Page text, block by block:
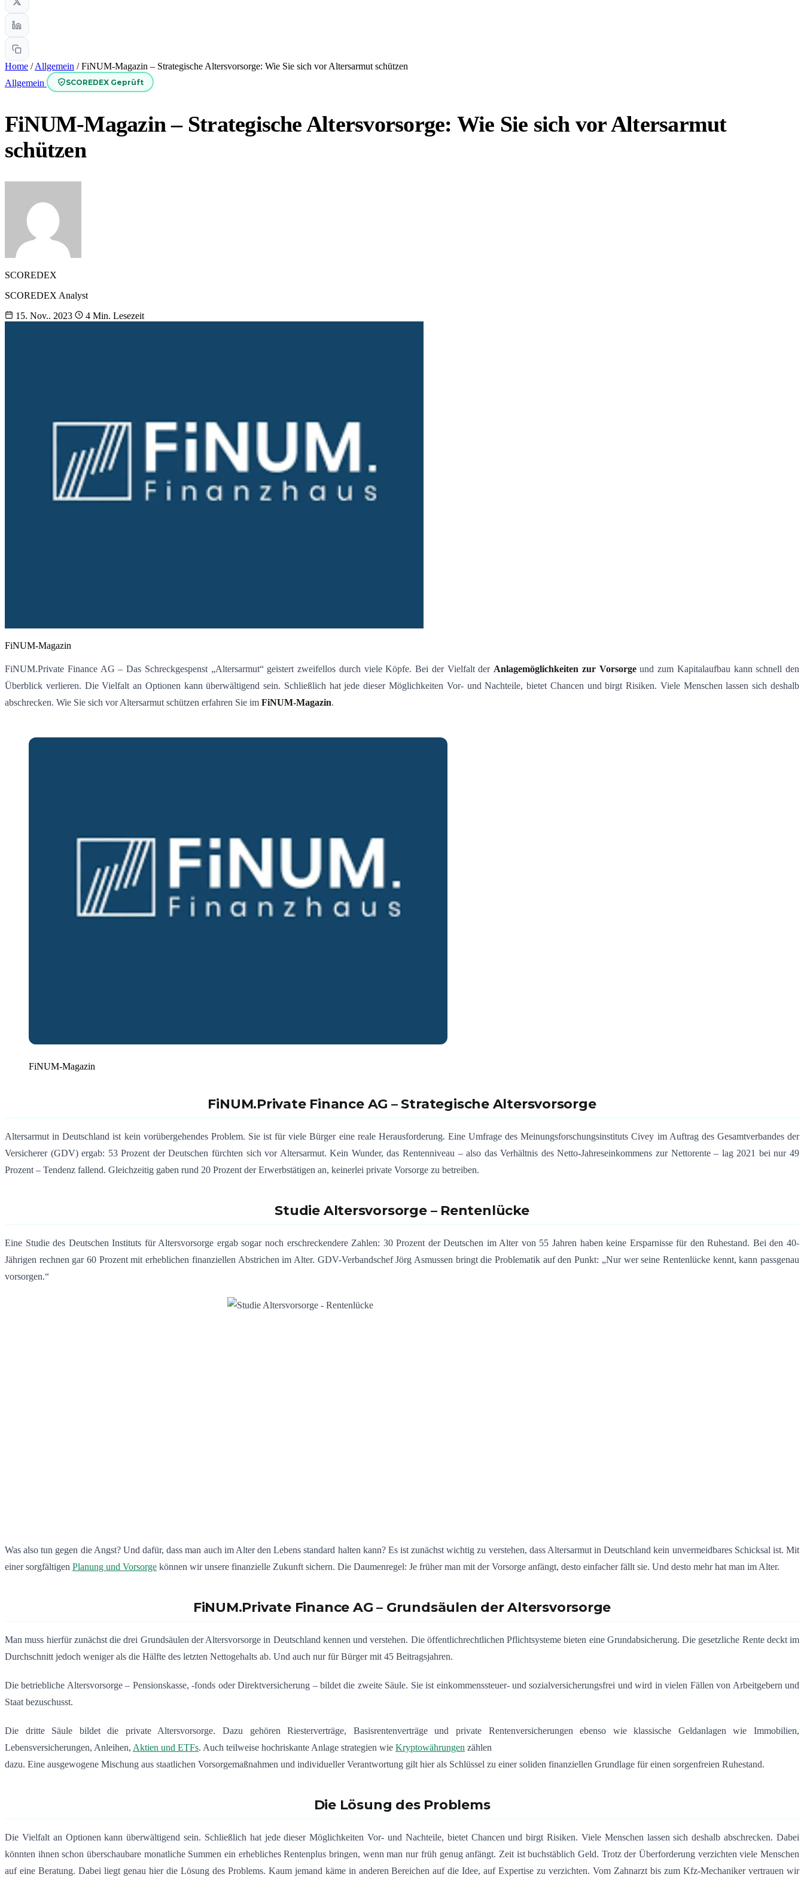
Home / Allgemein / FiNUM-Magazin – Strategische Altersvorsorge: Wie Sie sich vor Altersarmut schützen
Allgemein
SCOREDEX Geprüft
FiNUM-Magazin – Strategische Altersvorsorge: Wie Sie sich vor Altersarmut
schützen
SCOREDEX
SCOREDEX Analyst
15. Nov.. 2023
4 Min. Lesezeit
FiNUM-Magazin
FiNUM.Private Finance AG – Das Schreckgespenst „Altersarmut“ geistert zweifellos durch viele Köpfe. Bei der Vielfalt der Anlagemöglichkeiten zur Vorsorgeund zum Kapitalaufbau kann schnell den
Überblick verlieren. Die Vielfalt an Optionen kann überwältigend sein. Schließlich hat jede dieser Möglichkeiten Vor- und Nachteile, bietet Chancen und birgt Risiken. Viele Menschen lassen sich deshalb
abschrecken. Wie Sie sich vor Altersarmut schützen erfahren Sie im FiNUM-Magazin.
FiNUM-Magazin
FiNUM.Private Finance AG – Strategische Altersvorsorge
Altersarmut in Deutschland ist kein vorübergehendes Problem. Sie ist für viele Bürger eine reale Herausforderung. Eine Umfrage des Meinungsforschungsinstituts Civey im Auftrag des Gesamtverbandes der
Versicherer (GDV) ergab: 53 Prozent der Deutschen fürchten sich vor Altersarmut. Kein Wunder, das Rentenniveau – also das Verhältnis des Netto-Jahreseinkommens zur Nettorente – lag 2021 bei nur 49
Prozent – Tendenz fallend. Gleichzeitig gaben rund 20 Prozent der Erwerbstätigen an, keinerlei private Vorsorge zu betreiben.
Studie Altersvorsorge – Rentenlücke
Eine Studie des Deutschen Instituts für Altersvorsorge ergab sogar noch erschreckendere Zahlen: 30 Prozent der Deutschen im Alter von 55 Jahren haben keine Ersparnisse für den Ruhestand. Bei den 40-
Jährigen rechnen gar 60 Prozent mit erheblichen finanziellen Abstrichen im Alter. GDV-Verbandschef Jörg Asmussen bringt die Problematik auf den Punkt: „Nur wer seine Rentenlücke kennt, kann passgenau
vorsorgen.“
Was also tun gegen die Angst? Und dafür, dass man auch im Alter den Lebens standard halten kann? Es ist zunächst wichtig zu verstehen, dass Altersarmut in Deutschland kein unvermeidbares Schicksal ist. Mit
einer sorgfältigen Planung und Vorsorge können wir unsere finanzielle Zukunft sichern. Die Daumenregel: Je früher man mit der Vorsorge anfängt, desto einfacher fällt sie. Und desto mehr hat man im Alter.
FiNUM.Private Finance AG – Grundsäulen der Altersvorsorge
Man muss hierfür zunächst die drei Grundsäulen der Altersvorsorge in Deutschland kennen und verstehen. Die öffentlichrechtlichen Pflichtsysteme bieten eine Grundabsicherung. Die gesetzliche Rente deckt im
Durchschnitt jedoch weniger als die Hälfte des letzten Nettogehalts ab. Und auch nur für Bürger mit 45 Beitragsjahren.
Die betriebliche Altersvorsorge – Pensionskasse, -fonds oder Direktversicherung – bildet die zweite Säule. Sie ist einkommenssteuer- und sozialversicherungsfrei und wird in vielen Fällen von Arbeitgebern und
Staat bezuschusst.
Die dritte Säule bildet die private Altersvorsorge. Dazu gehören Riesterverträge, Basisrentenverträge und private Rentenversicherungen ebenso wie klassische Geldanlagen wie Immobilien,
Lebensversicherungen, Anleihen, Aktien und ETFs. Auch teilweise hochriskante Anlage strategien wie Kryptowährungen zählen
dazu. Eine ausgewogene Mischung aus staatlichen Vorsorgemaßnahmen und individueller Verantwortung gilt hier als Schlüssel zu einer soliden finanziellen Grundlage für einen sorgenfreien Ruhestand.
Die Lösung des Problems
Die Vielfalt an Optionen kann überwältigend sein. Schließlich hat jede dieser Möglichkeiten Vor- und Nachteile, bietet Chancen und birgt Risiken. Viele Menschen lassen sich deshalb abschrecken. Dabei
könnten ihnen schon überschaubare monatliche Summen ein erhebliches Rentenplus bringen, wenn man nur früh genug anfängt. Zeit ist buchstäblich Geld. Trotz der Überforderung verzichten viele Menschen
auf eine Beratung. Dabei liegt genau hier die Lösung des Problems. Kaum jemand käme in anderen Bereichen auf die Idee, auf Expertise zu verzichten. Vom Zahnarzt bis zum Kfz-Mechaniker vertrauen wir